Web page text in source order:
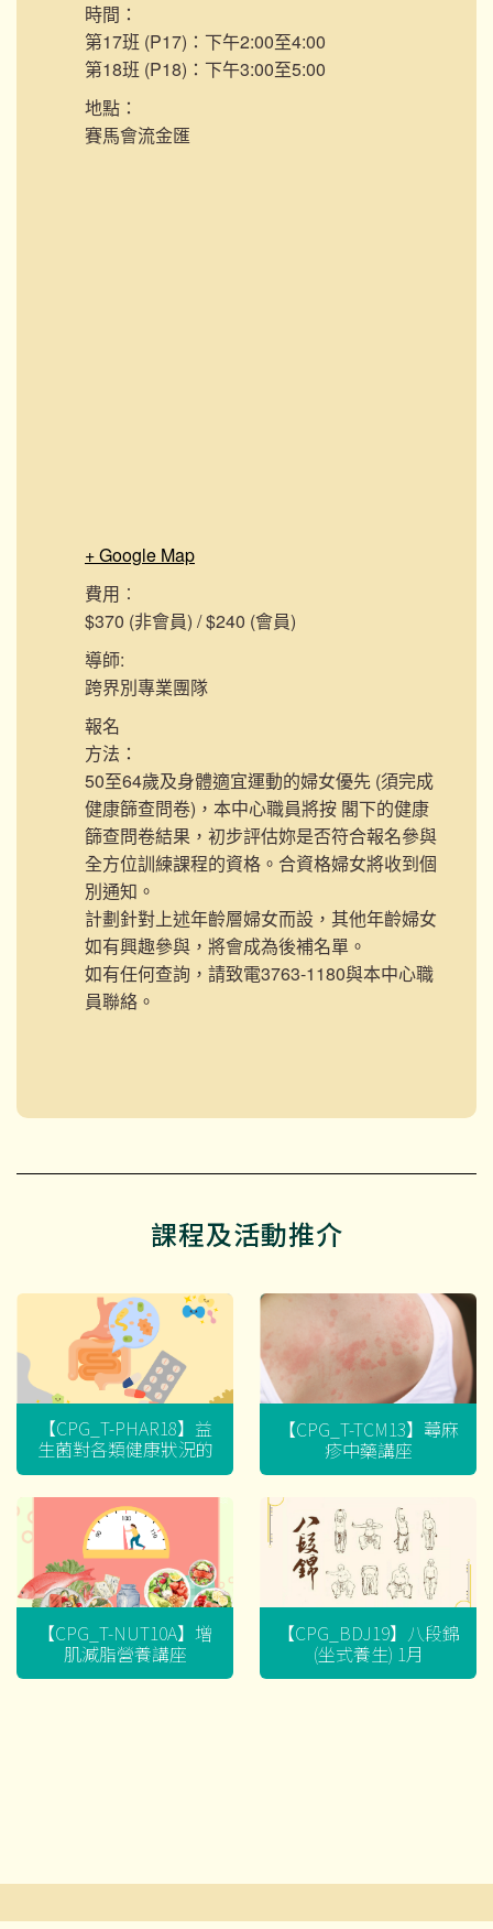
時間：
第17班 (P17)：下午2:00至4:00
第18班 (P18)：下午3:00至5:00
地點：
賽馬會流金匯
+ Google Map
費用︰
$370 (非會員) / $240 (會員)
導師:
跨界別專業團隊
報名
方法：
50至64歲及身體適宜運動的婦女優先 (須完成
健康篩查問卷)，本中心職員將按 閣下的健康
篩查問卷結果，初步評估妳是否符合報名參與
全方位訓練課程的資格。合資格婦女將收到個
別通知。
計劃針對上述年齡層婦女而設，其他年齡婦女
如有興趣參與，將會成為後補名單。
如有任何查詢，請致電3763-1180與本中心職
員聯絡。
課程及活動推介
【CPG_T-PHAR18】益
生菌對各類健康狀況的
迷思
【CPG_T-TCM13】蕁麻
疹中藥講座
【CPG_T-NUT10A】增
肌減脂營養講座
【CPG_BDJ19】八段錦
(坐式養生) 1月